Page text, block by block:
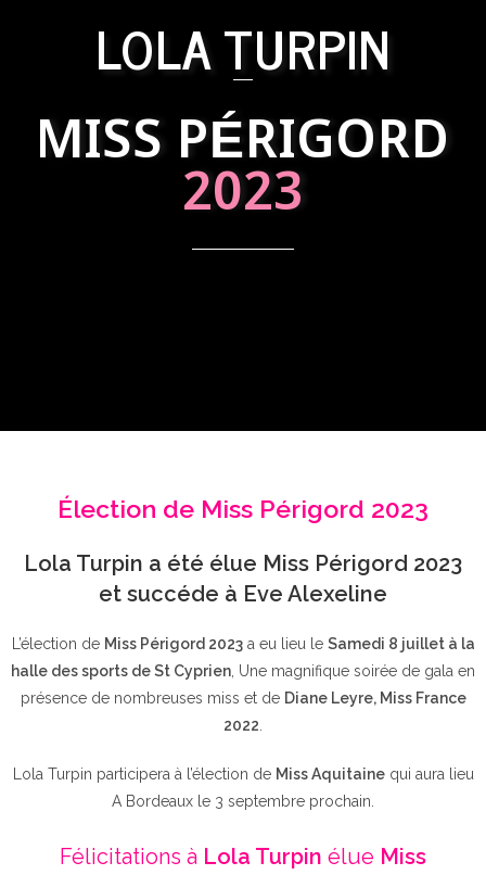
LOLA TURPIN
MISS PÉRIGORD
2023
Élection de Miss Périgord 2023
Lola Turpin a été élue Miss Périgord 2023
et succéde à Eve Alexeline
L’élection de Miss Périgord 2023a eu lieu le Samedi 8 juillet à la
halle des sports de St Cyprien , Une magnifique soirée de gala en
présence de nombreuses miss et de Diane Leyre, Miss France
2022
Lola Turpin participera à l’élection de Miss Aquitainequi aura lieu
A Bordeaux le 3 septembre prochain.
Félicitations à Lola Turpin élue Miss